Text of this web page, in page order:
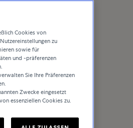
Cookies von
zu
sowie für
und -präferenzen
Sie Ihre Präferenzen
Zwecke eingesetzt
essenziellen Cookies zu.